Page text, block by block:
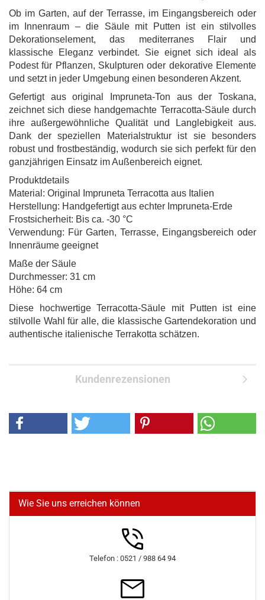
Ob im Garten, auf der Terrasse, im Eingangsbereich oder
im Innenraum – die Säule mit Putten ist ein stilvolles
Dekorationselement, das mediterranes Flair und
klassische Eleganz verbindet. Sie eignet sich ideal als
Podest für Pflanzen, Skulpturen oder dekorative Elemente
und setzt in jeder Umgebung einen besonderen Akzent.
Gefertigt aus original Impruneta-Ton aus der Toskana,
zeichnet sich diese handgemachte Terracotta-Säule durch
ihre außergewöhnliche Qualität und Langlebigkeit aus.
Dank der speziellen Materialstruktur ist sie besonders
robust und frostbeständig, wodurch sie sich perfekt für den
ganzjährigen Einsatz im Außenbereich eignet.
Produktdetails
Material: Original Impruneta Terracotta aus Italien
Herstellung: Handgefertigt aus echter Impruneta-Erde
Frostsicherheit: Bis ca. -30 °C
Verwendung: Für Garten, Terrasse, Eingangsbereich oder
Innenräume geeignet
Maße der Säule
Durchmesser: 31 cm
Höhe: 64 cm
Diese hochwertige Terracotta-Säule mit Putten ist eine
stilvolle Wahl für alle, die klassische Gartendekoration und
authentische italienische Terrakotta schätzen.
Kundenrezensionen
Wie Sie uns erreichen können
Telefon : 0521 / 988 64 94